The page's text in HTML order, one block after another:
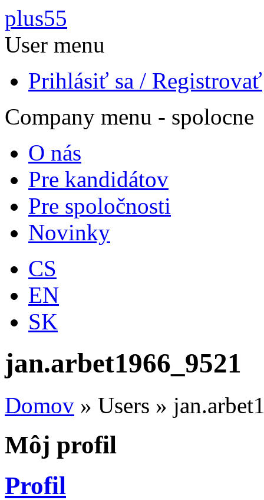
Skočiť na hlavný obsah
plus55
User menu
Prihlásiť sa / Registrovať
Company menu - spolocne
O nás
Pre kandidátov
Pre spoločnosti
Novinky
CS
EN
SK
jan.arbet1966_9521
Domov » Users »
Môj profil
Profil